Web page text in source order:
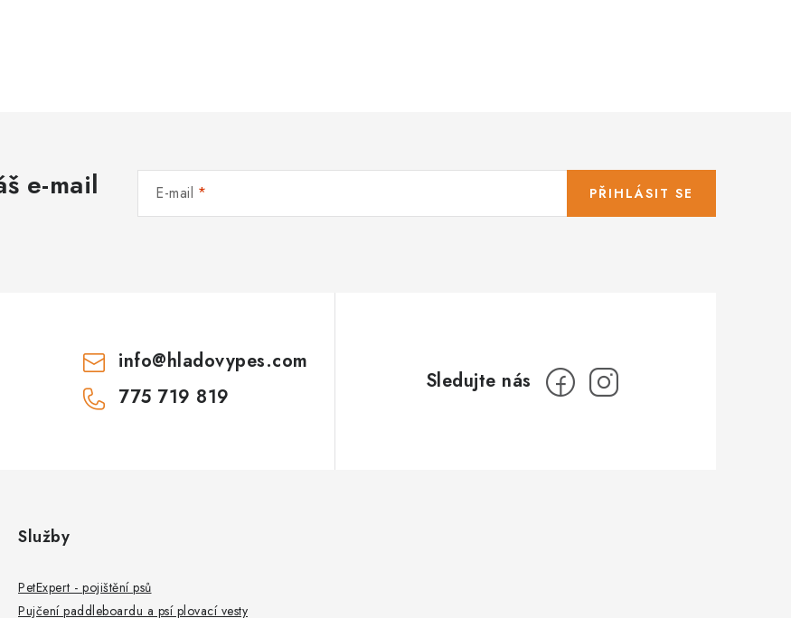
e-mail E-mail PŘIHLÁSIT SE
info@hladovypes.com
775 719 819
Služby
PetExpert - pojištění psů
Pujčení paddleboardu a psí plovací vesty